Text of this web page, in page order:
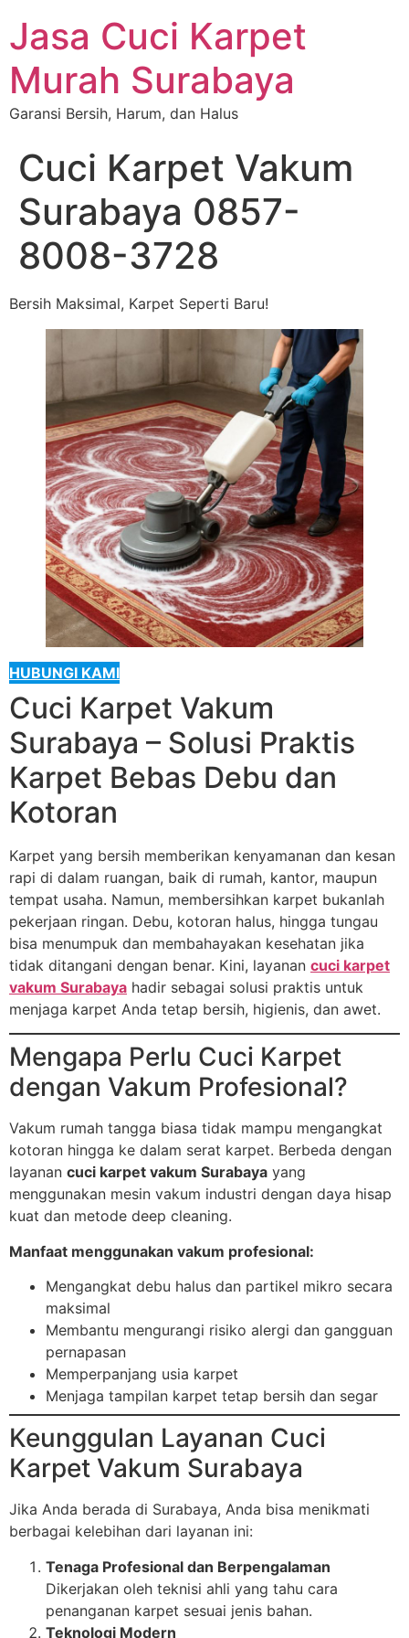
Jasa Cuci Karpet
Murah Surabaya
Garansi Bersih, Harum, dan Halus
Cuci Karpet Vakum
Surabaya 0857-
8008-3728
Bersih Maksimal, Karpet Seperti Baru!
HUBUNGI KAMI
Cuci Karpet Vakum
Surabaya – Solusi Praktis
Karpet Bebas Debu dan
Kotoran
Karpet yang bersih memberikan kenyamanan dan kesan
rapi di dalam ruangan, baik di rumah, kantor, maupun
tempat usaha. Namun, membersihkan karpet bukanlah
pekerjaan ringan. Debu, kotoran halus, hingga tungau
bisa menumpuk dan membahayakan kesehatan jika
tidak ditangani dengan benar. Kini, layanan cuci karpet
vakum Surabaya hadir sebagai solusi praktis untuk
menjaga karpet Anda tetap bersih, higienis, dan awet.
Mengapa Perlu Cuci Karpet
dengan Vakum Profesional?
Vakum rumah tangga biasa tidak mampu mengangkat
kotoran hingga ke dalam serat karpet. Berbeda dengan
layanan cuci karpet vakum Surabaya yang
menggunakan mesin vakum industri dengan daya hisap
kuat dan metode deep cleaning.
Manfaat menggunakan vakum profesional:
Mengangkat debu halus dan partikel mikro secara
maksimal
Membantu mengurangi risiko alergi dan gangguan
pernapasan
Memperpanjang usia karpet
Menjaga tampilan karpet tetap bersih dan segar
Keunggulan Layanan Cuci
Karpet Vakum Surabaya
Jika Anda berada di Surabaya, Anda bisa menikmati
berbagai kelebihan dari layanan ini:
Tenaga Profesional dan Berpengalaman
Dikerjakan oleh teknisi ahli yang tahu cara
penanganan karpet sesuai jenis bahan.
Teknologi Modern